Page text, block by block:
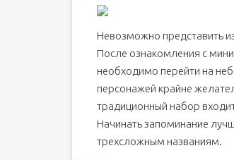
Он, она или оно?
Умный, как обезьяна
Запоминаем названия
Карточки с картинками
Какие слова на тему
Невозможно представить
После ознакомления с
необходимо перейти на
персонажей крайне
традиционный набор
Начинать запоминание
трехсложным названиям.